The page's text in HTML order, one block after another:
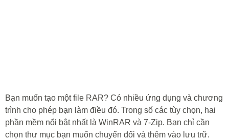
Bạn muốn tạo một file RAR? Có nhiều ứng dụng và chương
trình cho phép bạn làm điều đó. Trong số các tùy chọn, hai
phần mềm nổi bật nhất là WinRAR và 7-Zip. Bạn chỉ cần
chọn thư mục bạn muốn chuyển đổi và thêm vào lưu trữ.